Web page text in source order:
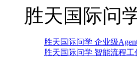
胜天国际问
胜天国际问学 企业级
胜天国际问学 智能流程工